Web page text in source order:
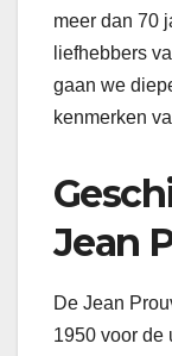
meer dan 70
liefhebbers
gaan we
kenmerken
Jean
De Jean
1950 voor de